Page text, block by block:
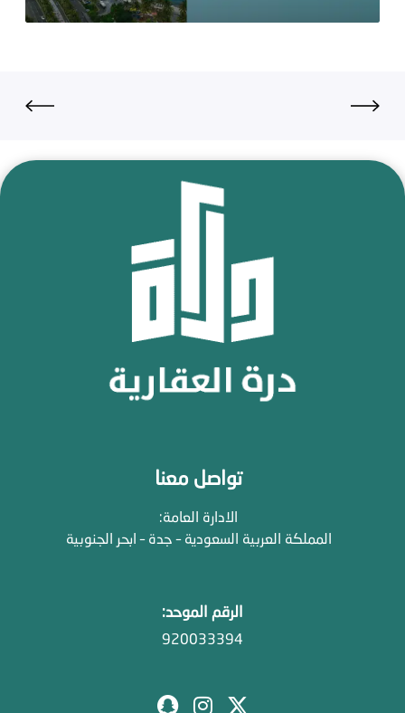
تواصل معنا
الادارة العامة:
المملكة العربية السعودية – جدة – ابحر الجنوبية
الرقم الموحد:
920033394